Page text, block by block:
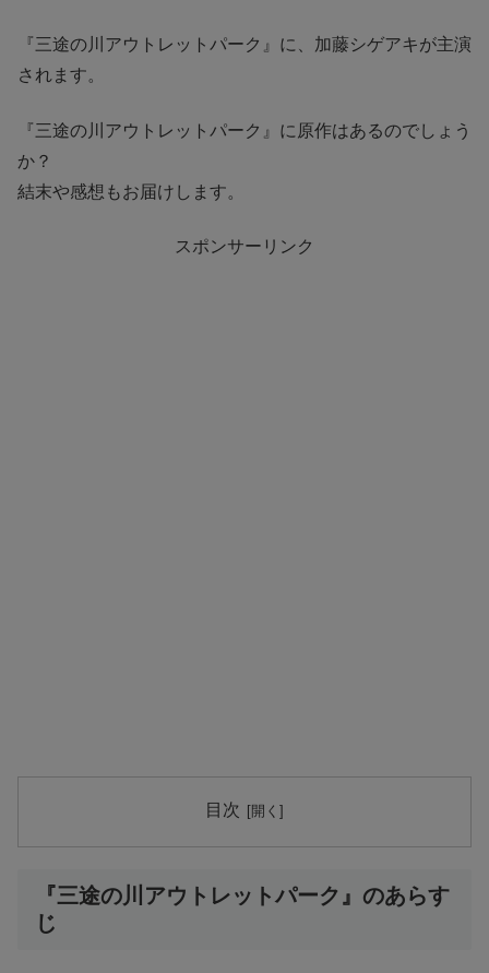
『三途の川アウトレットパーク』に、加藤シゲアキが主演
されます。
『三途の川アウトレットパーク』に原作はあるのでしょう
か？
結末や感想もお届けします。
スポンサーリンク
目次
『三途の川アウトレットパーク』のあらす
じ